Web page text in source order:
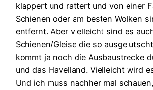
klappert und rattert und von einer
Schienen oder am besten Wolken
entfernt. Aber vielleicht sind es
Schienen/Gleise die so
kommt ja noch die Ausbaustrecke
und das Havelland. Vielleicht wird
Und ich muss nachher mal